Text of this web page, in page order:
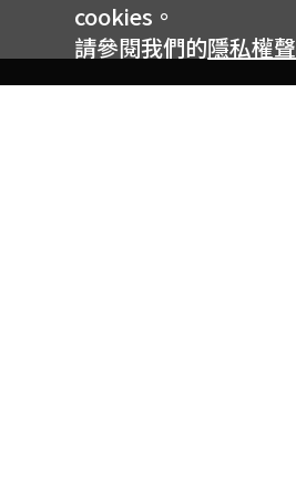
cookies。
請參閱我們的隱私權